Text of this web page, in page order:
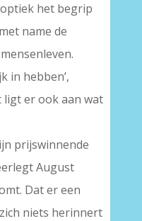
het begrip
name de
in hebben’,
ligt er ook aan wat
prijswinnende
August
Dat er een
niets herinnert